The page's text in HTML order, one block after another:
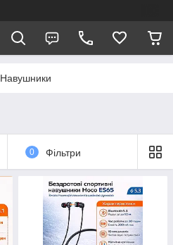
Навушники
0 Фільтри